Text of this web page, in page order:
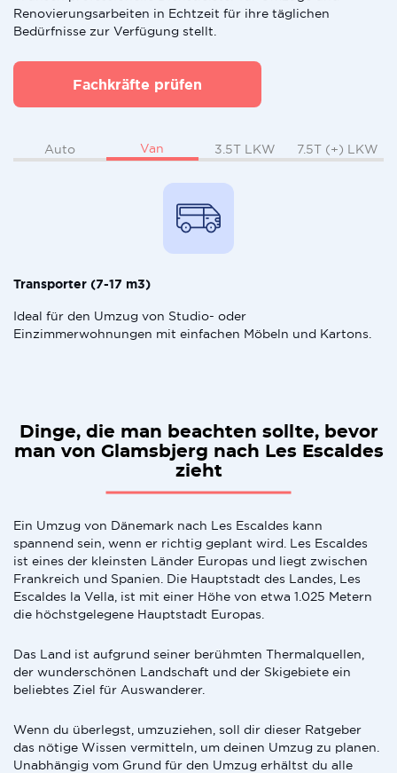
Renovierungsarbeiten in Echtzeit für ihre täglichen
Bedürfnisse zur Verfügung stellt.
Fachkräfte prüfen
Auto Van 3.5T LKW 7.5T (+) LKW
Transporter (7-17 m3)
Ideal für den Umzug von Studio- oder
Einzimmerwohnungen mit einfachen Möbeln und Kartons.
Dinge, die man beachten sollte, bevor
man von Glamsbjerg nach Les Escaldes
zieht
Ein Umzug von Dänemark nach Les Escaldes kann
spannend sein, wenn er richtig geplant wird. Les Escaldes
ist eines der kleinsten Länder Europas und liegt zwischen
Frankreich und Spanien. Die Hauptstadt des Landes, Les
Escaldes la Vella, ist mit einer Höhe von etwa 1.025 Metern
die höchstgelegene Hauptstadt Europas.
Das Land ist aufgrund seiner berühmten Thermalquellen,
der wunderschönen Landschaft und der Skigebiete ein
beliebtes Ziel für Auswanderer.
Wenn du überlegst, umzuziehen, soll dir dieser Ratgeber
das nötige Wissen vermitteln, um deinen Umzug zu planen.
Unabhängig vom Grund für den Umzug erhältst du alle